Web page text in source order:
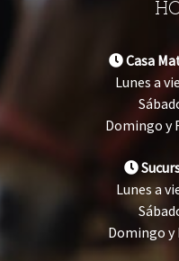
Casa
Lunes a
Domingo y
Lunes a
Domingo y